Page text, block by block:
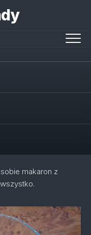
makaron z